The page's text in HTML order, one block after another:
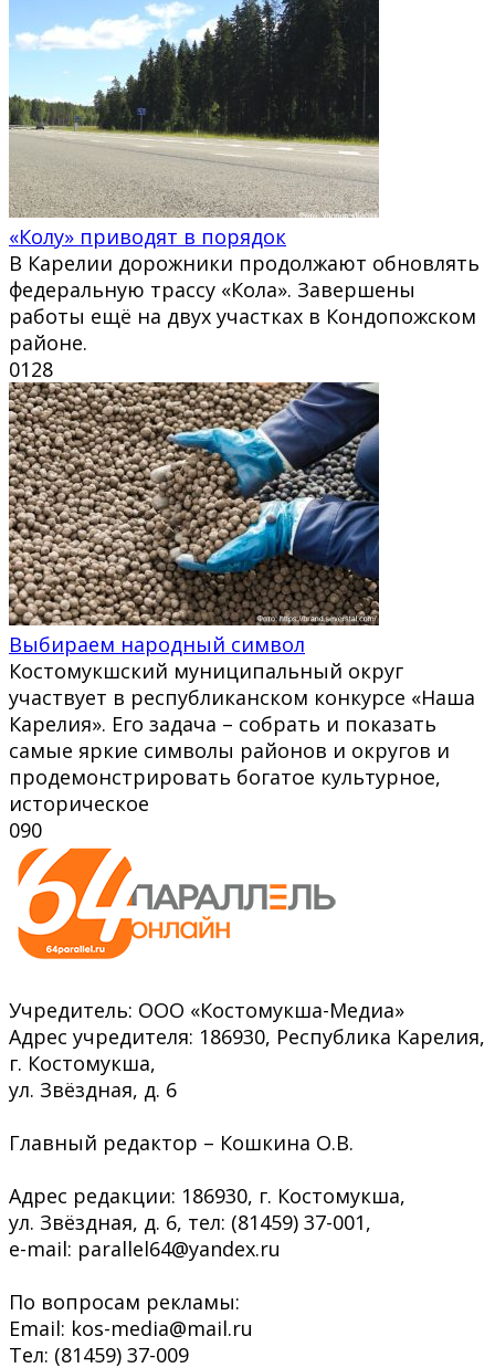
«Колу» приводят в порядок
В Карелии дорожники продолжают обновлять
федеральную трассу «Кола». Завершены
работы ещё на двух участках в Кондопожском
районе.
0128
Выбираем народный символ
Костомукшский муниципальный округ
участвует в республиканском конкурсе «Наша
Карелия». Его задача – собрать и показать
самые яркие символы районов и округов и
продемонстрировать богатое культурное,
историческое
090
Учредитель: ООО «Костомукша-Медиа»
Адрес учредителя: 186930, Республика Карелия,
г. Костомукша,
ул. Звёздная, д. 6
Главный редактор – Кошкина О.В.
Адрес редакции: 186930, г. Костомукша,
ул. Звёздная, д. 6, тел: (81459) 37-001,
e-mail: parallel64@yandex.ru
По вопросам рекламы:
Email: kos-media@mail.ru
Тел: (81459) 37-009